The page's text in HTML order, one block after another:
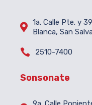
 1a. Calle Pte. y
Blanca, San
 2510-7400
Sonsonate